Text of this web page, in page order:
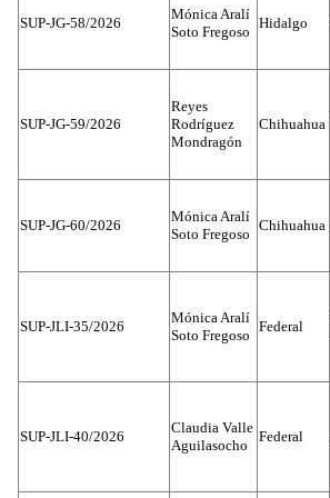
SUP-JG-58/2026
Mónica Aralí
Soto Fregoso
Hidalgo
SUP-JG-59/2026
Reyes
Rodríguez
Mondragón
Chihuahua
SUP-JG-60/2026
Mónica Aralí
Soto Fregoso
Chihuahua
SUP-JLI-35/2026
Mónica Aralí
Soto Fregoso
Federal
SUP-JLI-40/2026
Claudia Valle
Aguilasocho
Federal